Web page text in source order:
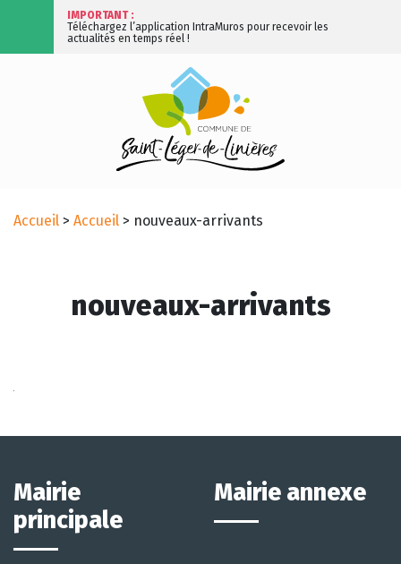
IMPORTANT :
Téléchargez l’application IntraMuros pour recevoir les
actualités en temps réel !
Accueil > Accueil > nouveaux-arrivants
nouveaux-arrivants
Mairie
principale
Mairie annexe